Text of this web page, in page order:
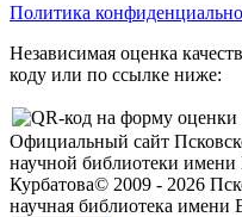
Политика
Независимая оценка
коду или по ссылке ниже:
Официальный сайт
научной библиотеки имени
Курбатова© 2009 - 2026
научная библиотека имени